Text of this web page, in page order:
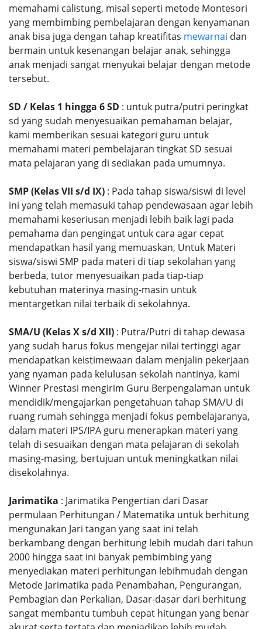
memahami calistung, misal seperti metode Montesori
yang membimbing pembelajaran dengan kenyamanan
anak bisa juga dengan tahap kreatifitas mewarnai dan
bermain untuk kesenangan belajar anak, sehingga
anak menjadi sangat menyukai belajar dengan metode
tersebut.
SD / Kelas 1 hingga 6 SD : untuk putra/putri peringkat
sd yang sudah menyesuaikan pemahaman belajar,
kami memberikan sesuai kategori guru untuk
memahami materi pembelajaran tingkat SD sesuai
mata pelajaran yang di sediakan pada umumnya.
SMP (Kelas VII s/d IX) : Pada tahap siswa/siswi di level
ini yang telah memasuki tahap pendewasaan agar lebih
memahami keseriusan menjadi lebih baik lagi pada
pemahama dan pengingat untuk cara agar cepat
mendapatkan hasil yang memuaskan, Untuk Materi
siswa/siswi SMP pada materi di tiap sekolahan yang
berbeda, tutor menyesuaikan pada tiap-tiap
kebutuhan materinya masing-masin untuk
mentargetkan nilai terbaik di sekolahnya.
SMA/U (Kelas X s/d XII) : Putra/Putri di tahap dewasa
yang sudah harus fokus mengejar nilai tertinggi agar
mendapatkan keistimewaan dalam menjalin pekerjaan
yang nyaman pada kelulusan sekolah nantinya, kami
Winner Prestasi mengirim Guru Berpengalaman untuk
mendidik/mengajarkan pengetahuan tahap SMA/U di
ruang rumah sehingga menjadi fokus pembelajaranya,
dalam materi IPS/IPA guru menerapkan materi yang
telah di sesuaikan dengan mata pelajaran di sekolah
masing-masing, bertujuan untuk meningkatkan nilai
disekolahnya.
Jarimatika : Jarimatika Pengertian dari Dasar
permulaan Perhitungan / Matematika untuk berhitung
mengunakan Jari tangan yang saat ini telah
berkambang dengan berhitung lebih mudah dari tahun
2000 hingga saat ini banyak pembimbing yang
menyediakan materi perhitungan lebihmudah dengan
Metode Jarimatika pada Penambahan, Pengurangan,
Pembagian dan Perkalian, Dasar-dasar dari berhitung
sangat membantu tumbuh cepat hitungan yang benar